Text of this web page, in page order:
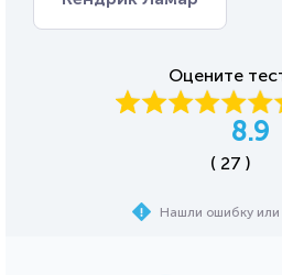
Оцените
8.9
( 27 )
Нашли ошибку